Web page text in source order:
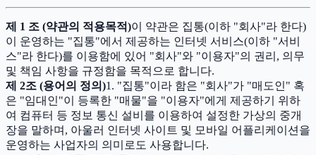
제 1 조 (약관의 적용목적)이 약관은 집통(이하 "회사"라 한다)
이 운영하는 "집통"에서 제공하는 인터넷 서비스(이하 "서비
스"라 한다)를 이용함에 있어 "회사"와 "이용자"의 권리, 의무
및 책임 사항을 규정함을 목적으로 합니다.
제 2조 (용어의 정의)1. "집통"이라 함은 "회사"가 "매도인" 혹
은 "임대인"이 등록한 "매물"을 "이용자"에게 제공하기 위하
여 컴퓨터 등 정보 통신 설비를 이용하여 설정한 가상의 중개
장을 말하며, 아울러 인터넷 사이트 및 모바일 어플리케이션을
운영하는 사업자의 의미로도 사용합니다.